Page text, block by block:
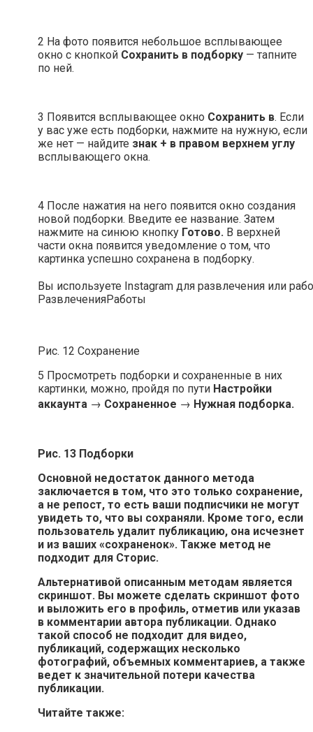
2 На фото появится небольшое всплывающее
окно с кнопкой Сохранить в подборку — тапните
по ней.
3 Появится всплывающее окно Сохранить в. Если
у вас уже есть подборки, нажмите на нужную, если
же нет — найдите знак + в правом верхнем углу
всплывающего окна.
4 После нажатия на него появится окно создания
новой подборки. Введите ее название. Затем
нажмите на синюю кнопку Готово. В верхней
части окна появится уведомление о том, что
картинка успешно сохранена в подборку.
Вы используете Instagram для развлечения или
РазвлеченияРаботы
Рис. 12 Сохранение
5 Просмотреть подборки и сохраненные в них
картинки, можно, пройдя по пути Настройки
аккаунта → Сохраненное → Нужная подборка.
Рис. 13 Подборки
Основной недостаток данного метода
заключается в том, что это только сохранение,
а не репост, то есть ваши подписчики не могут
увидеть то, что вы сохраняли. Кроме того, если
пользователь удалит публикацию, она исчезнет
и из ваших «сохраненок». Также метод не
подходит для Сторис.
Альтернативой описанным методам является
скриншот. Вы можете сделать скриншот фото
и выложить его в профиль, отметив или указав
в комментарии автора публикации. Однако
такой способ не подходит для видео,
публикаций, содержащих несколько
фотографий, объемных комментариев, а также
ведет к значительной потери качества
публикации.
Читайте также: